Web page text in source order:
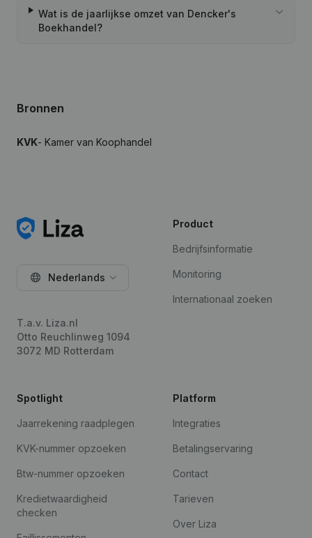
Wat is de jaarlijkse omzet van Dencker's
Boekhandel?
Bronnen
KVK- Kamer van Koophandel
Nederlands
T.a.v. Liza.nl
Otto Reuchlinweg 1094
3072 MD Rotterdam
Product
Bedrijfsinformatie
Monitoring
Internationaal zoeken
Spotlight
Jaarrekening raadplegen
KVK-nummer opzoeken
Btw-nummer opzoeken
Kredietwaardigheid
checken
Platform
Integraties
Betalingservaring
Contact
Tarieven
Over Liza